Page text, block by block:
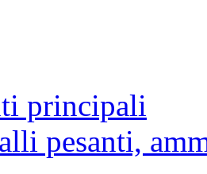
principali
pesanti,